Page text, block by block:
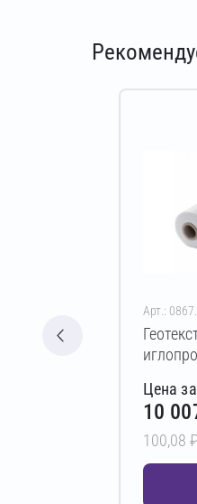
Арт.:
Цена
10
100,08